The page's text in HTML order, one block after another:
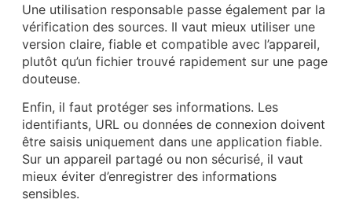
Une utilisation responsable passe également par la
vérification des sources. Il vaut mieux utiliser une
version claire, fiable et compatible avec l’appareil,
plutôt qu’un fichier trouvé rapidement sur une page
douteuse.
Enfin, il faut protéger ses informations. Les
identifiants, URL ou données de connexion doivent
être saisis uniquement dans une application fiable.
Sur un appareil partagé ou non sécurisé, il vaut
mieux éviter d’enregistrer des informations
sensibles.